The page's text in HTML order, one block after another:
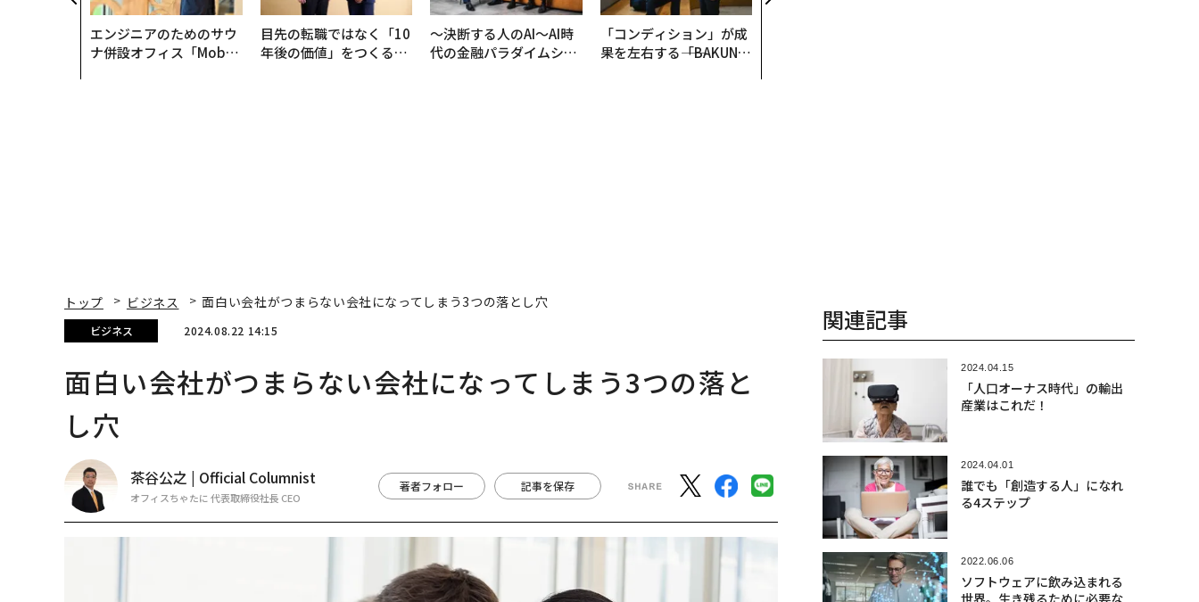
エンジニアのためのサウ
ナ併設オフィス「Mobiu
目先の転職ではなく「10
年後の価値」をつくる─
〜決断する人のAI〜AI時
代の金融パラダイムシフ
「コンディション」が成
果を左右する――「BAKUN
くり方
トップ ビジネス 面白い会社がつまらない会社になってしまう3つの落とし穴
ビジネス 2024.08.22 14:15
面白い会社がつまらない会社になってしまう3つの落と
し穴
茶谷公之 | Official Columnist
オフィスちゃたに 代表取締役社長 CEO
著者フォロー 記事を保存
関連記事
2024.04.15
「人口オーナス時代」の輸出
産業はこれだ！
2024.04.01
誰でも「創造する人」になれ
る4ステップ
2022.06.06
ソフトウェアに飲み込まれる